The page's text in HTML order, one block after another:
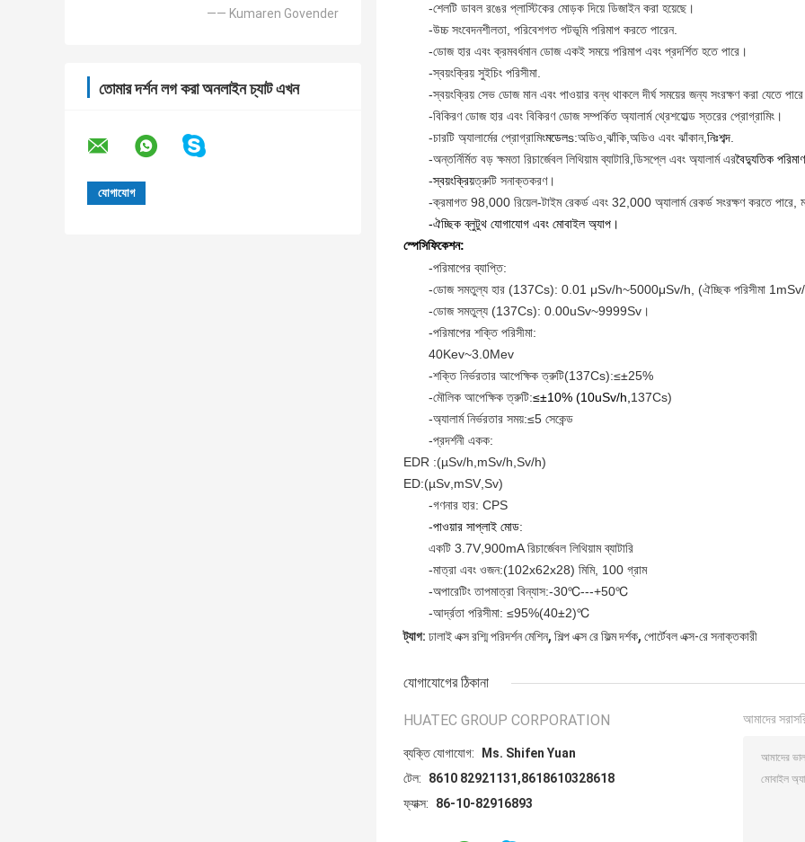
—— Kumaren Govender
তোমার দর্শন লগ করা অনলাইন চ্যাট এখন
-শেলটি ডাবল রঙের প্লাস্টিকের মোড়ক দিয়ে ডিজাইন করা হয়েছে।
-উচ্চ সংবেদনশীলতা, পরিবেশগত পটভূমি পরিমাপ করতে পারেন.
-ডোজ হার এবং ক্রমবর্ধমান ডোজ একই সময়ে পরিমাপ এবং প্রদর্শিত হতে পারে।
-স্বয়ংক্রিয় সুইচিং পরিসীমা.
-স্বয়ংক্রিয় সেভ ডোজ মান এবং পাওয়ার বন্ধ থাকলে দীর্ঘ সময়ের জন্য সংরক্ষণ করা যেতে
-বিকিরণ ডোজ হার এবং বিকিরণ ডোজ সম্পর্কিত অ্যালার্ম থ্রেশহোল্ড স্তরের প্রোগ্রামিং।
-চারটি অ্যালার্মের প্রোগ্রামিংমডেলs:অডিও,ঝাঁকি,অডিও এবং ঝাঁকান,নিঃশব্দ.
-অন্তর্নির্মিত বড় ক্ষমতা রিচার্জেবল লিথিয়াম ব্যাটারি,ডিসপ্লে এবং অ্যালার্ম এরবৈদ্যুতিক পরিমাণ
-স্বয়ংক্রিয়ত্রুটি সনাক্তকরণ।
-ক্রমাগত 98,000 রিয়েল-টাইম রেকর্ড এবং 32,000 অ্যালার্ম রেকর্ড সংরক্ষণ করতে পারে,
-ঐচ্ছিক ব্লুটুথ যোগাযোগ এবং মোবাইল অ্যাপ।
স্পেসিফিকেশন:
-পরিমাপের ব্যাপ্তি:
-ডোজ সমতুল্য হার (137Cs): 0.01 μSv/h~5000μSv/h, (ঐচ্ছিক পরিসীমা 1mSv/
-ডোজ সমতুল্য (137Cs): 0.00uSv~9999Sv।
-পরিমাপের শক্তি পরিসীমা:
40Kev~3.0Mev
-শক্তি নির্ভরতার আপেক্ষিক ত্রুটি(137Cs):≤±25%
-মৌলিক আপেক্ষিক ত্রুটি:≤±10% (10uSv/h,137Cs)
-অ্যালার্ম নির্ভরতার সময়:≤5 সেকেন্ড
-প্রদর্শনী একক:
EDR :(µSv/h,mSv/h,Sv/h)
ED:(µSv,mSV,Sv)
-গণনার হার: CPS
-পাওয়ার সাপ্লাই মোড:
একটি 3.7V,900mA রিচার্জেবল লিথিয়াম ব্যাটারি
-মাত্রা এবং ওজন:(102x62x28) মিমি, 100 গ্রাম
-অপারেটিং তাপমাত্রা বিন্যাস:-30℃---+50℃
-আর্দ্রতা পরিসীমা: ≤95%(40±2)℃
ট্যাগ: ঢালাই এক্স রশ্মি পরিদর্শন মেশিন, শিল্প এক্স রে ফিল্ম দর্শক, পোর্টেবল এক্স-রে সনাক্তকারী
যোগাযোগের ঠিকানা
HUATEC GROUP CORPORATION
ব্যক্তি যোগাযোগ:
Ms. Shifen Yuan
টেল:
8610 82921131,8618610328618
ফ্যাক্স:
86-10-82916893
আমাদের